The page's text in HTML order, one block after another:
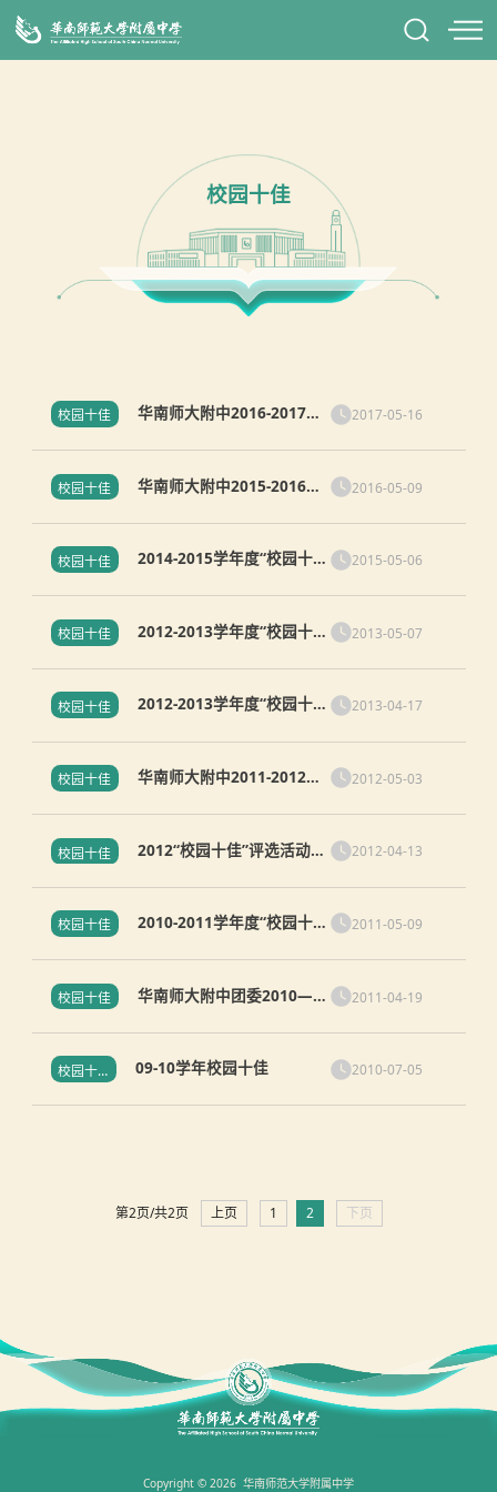
校园十佳
校园十佳
华南师大附中2016-2017学
2017-05-16
校园十佳
华南师大附中2015-2016学
2016-05-09
校园十佳
2014-2015学年度“校园十
2015-05-06
校园十佳
2012-2013学年度“校园十
2013-05-07
校园十佳
2012-2013学年度“校园十
2013-04-17
校园十佳
华南师大附中2011-2012学
2012-05-03
校园十佳
2012“校园十佳”评选活动通
2012-04-13
校园十佳
2010-2011学年度“校园十
2011-05-09
校园十佳
华南师大附中团委2010—
2011-04-19
校园十佳 09-10学年校园十佳 2010-07-05
第2页/共2页 上页 1 2 下页
Copyright © 2026 华南师范大学附属中学